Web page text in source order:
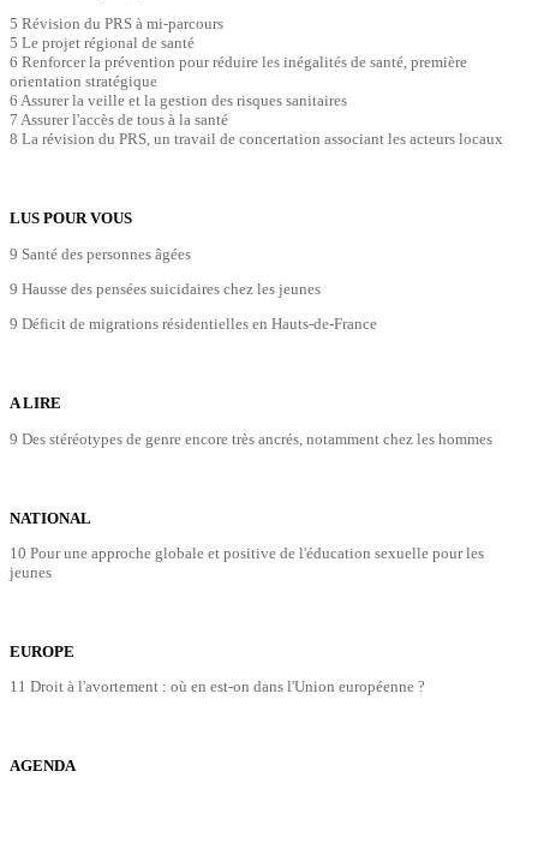
5 Révision du PRS à mi-parcours
5 Le projet régional de santé
6 Renforcer la prévention pour réduire les inégalités de santé, première
orientation stratégique
6 Assurer la veille et la gestion des risques sanitaires
7 Assurer l'accès de tous à la santé
8 La révision du PRS, un travail de concertation associant les acteurs locaux
LUS POUR VOUS
9 Santé des personnes âgées
9 Hausse des pensées suicidaires chez les jeunes
9 Déficit de migrations résidentielles en Hauts-de-France
A LIRE
9 Des stéréotypes de genre encore très ancrés, notamment chez les hommes
NATIONAL
10 Pour une approche globale et positive de l'éducation sexuelle pour les
jeunes
EUROPE
11 Droit à l'avortement : où en est-on dans l'Union européenne ?
AGENDA